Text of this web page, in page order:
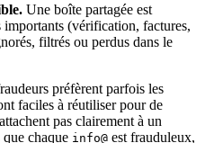
Une boîte partagée est
importants (vérification, factures,
filtrés ou perdus dans le
préfèrent parfois les
faciles à réutiliser pour de
pas clairement à un
chaque info@ est frauduleux,